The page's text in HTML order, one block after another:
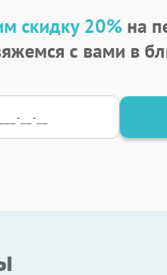
скидку 20%на
с вами в